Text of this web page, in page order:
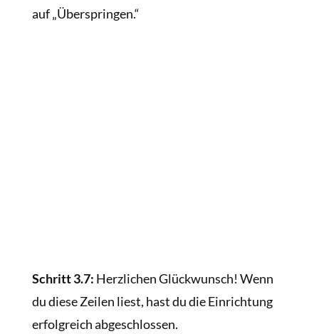
auf „Überspringen.“
Schritt 3.7: Herzlichen Glückwunsch! Wenn
du diese Zeilen liest, hast du die Einrichtung
erfolgreich abgeschlossen.